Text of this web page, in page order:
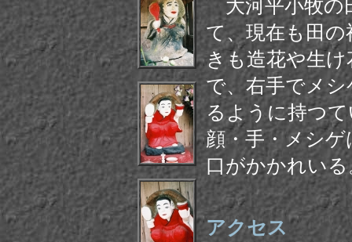
大河平小牧の
て、現在も田
きも造花や生
で、右手でメ
るように持つ
顔・手・メシ
口がかかれい
アクセス